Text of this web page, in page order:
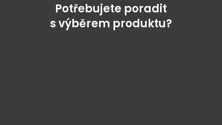
Potřebujete poradit
s výběrem produktu?